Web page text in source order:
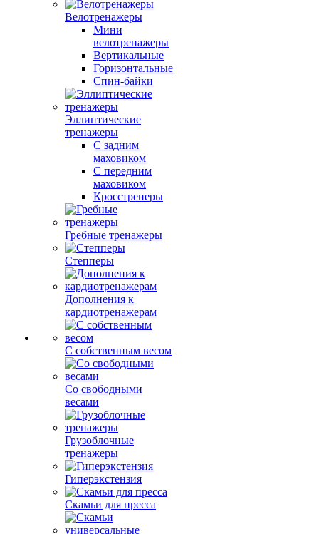
Велотренажеры
Мини
велотренажеры
Вертикальные
Горизонтальные
Спин-байки
Эллиптические
тренажеры
С задним
маховиком
С передним
маховиком
Кросстренеры
Гребные тренажеры
Степперы
Дополнения к
кардиотренажерам
С собственным весом
Со свободными
весами
Грузоблочные
тренажеры
Гиперэкстензия
Скамьи для пресса